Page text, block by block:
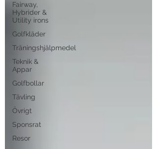
Fairway,
Hybrider &
Utility irons
Golfkläder
Träningshjälpmedel
Teknik &
Appar
Golfbollar
Tävling
Övrigt
Sponsrat
Resor